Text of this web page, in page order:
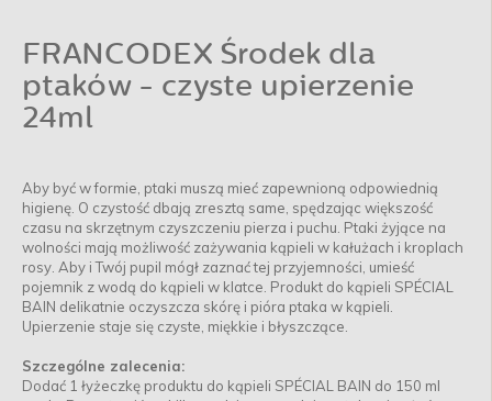
FRANCODEX Środek dla
ptaków - czyste upierzenie
24ml
Aby być w formie, ptaki muszą mieć zapewnioną odpowiednią
higienę. O czystość dbają zresztą same, spędzając większość
czasu na skrzętnym czyszczeniu pierza i puchu. Ptaki żyjące na
wolności mają możliwość zażywania kąpieli w kałużach i kroplach
rosy. Aby i Twój pupil mógł zaznać tej przyjemności, umieść
pojemnik z wodą do kąpieli w klatce. Produkt do kąpieli SPÉCIAL
BAIN delikatnie oczyszcza skórę i pióra ptaka w kąpieli.
Upierzenie staje się czyste, miękkie i błyszczące.
Szczególne zalecenia:
Dodać 1 łyżeczkę produktu do kąpieli SPÉCIAL BAIN do 150 ml